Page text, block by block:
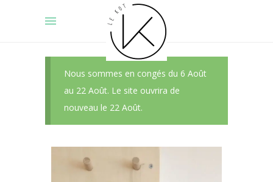
Nous sommes en congés du 6 Août
au 22 Août. Le site ouvrira de
nouveau le 22 Août.